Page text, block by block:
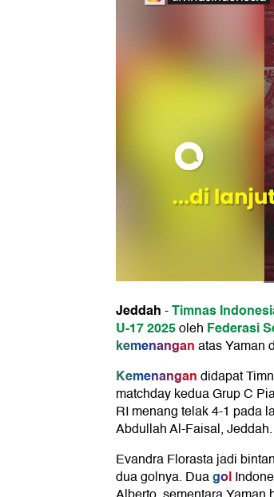
Jeddah-Timnas
U-17 2025oleh Federasi
kemenanganatas Yaman
Kemenangandidapat
matchday kedua Grup C
RI menang telak 4-1 pada
Abdullah Al-Faisal, Jeddah.
Evandra Florasta jadi
dua golnya. Duagol